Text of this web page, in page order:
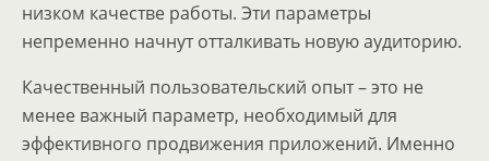
низком качестве работы. Эти параметры
непременно начнут отталкивать новую аудиторию.
Качественный пользовательский опыт – это не
менее важный параметр, необходимый для
эффективного продвижения приложений. Именно